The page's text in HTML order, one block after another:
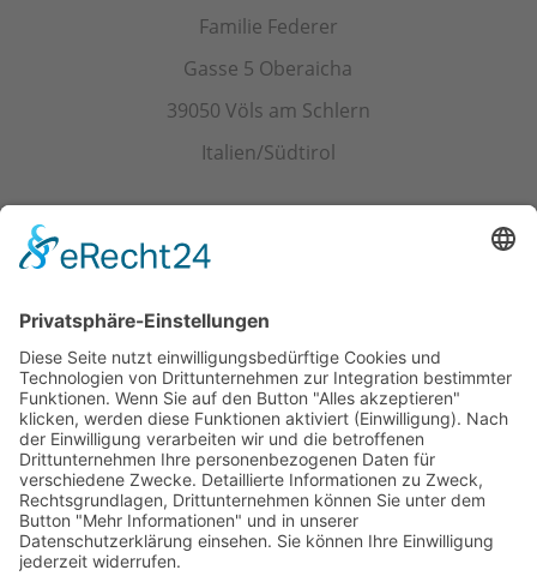
Familie Federer
Gasse 5 Oberaicha
39050 Völs am Schlern
Italien/Südtirol
Tel.+ Fax:
Mobil+39 340 374 3624
E-Mailinfo@wieserhof.it
MwSt.-Nr. 01420690214